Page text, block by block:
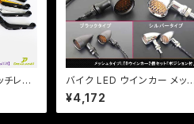
チレバ
ファ
ア 他
縮 調
バイク LED ウインカー メッ
ュタイプ 激渋 2個セット ポジ
ション付 アメリカン レトロ チ
ョッパー a218
¥4,172